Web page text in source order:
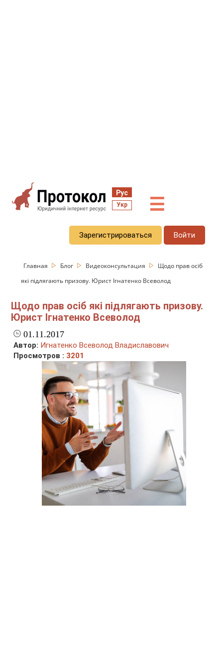
Рус
Укр ☰
Зарегистрироваться Войти
Главная Блог Видеоконсультация
Щодо прав осіб
які підлягають призову. Юрист Ігнатенко Всеволод
Щодо прав осіб які підлягають призову.
Юрист Ігнатенко Всеволод
01.11.2017
Автор: Игнатенко Всеволод Владиславович
Просмотров : 3201